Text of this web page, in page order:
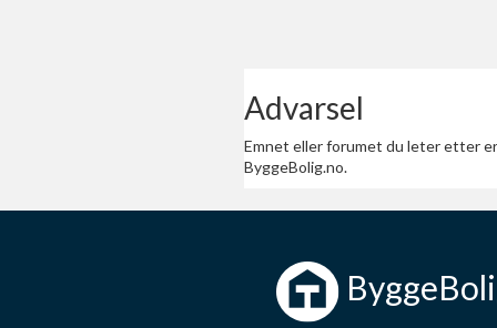
Advarsel
Emnet eller forumet du leter etter
ByggeBolig.no.